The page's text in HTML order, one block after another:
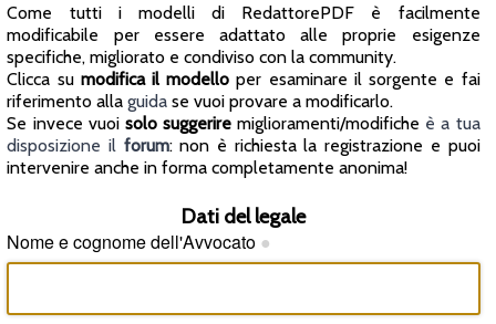
Come tutti i modelli di RedattorePDF è facilmente
modificabile per essere adattato alle proprie esigenze
specifiche, migliorato e condiviso con la community.
Clicca su modifica il modello per esaminare il sorgente e fai
riferimento allaguida se vuoi provare a modificarlo.
Se invece vuoi solo suggeriremiglioramenti/modifiche è a tua
disposizione il forum: non è richiesta la registrazione e puoi
intervenire anche in forma completamente anonima!
Dati del legale
Nome e cognome dell'Avvocato ●